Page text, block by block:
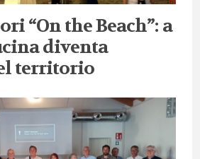
“On the Beach”: a
diventa
territorio